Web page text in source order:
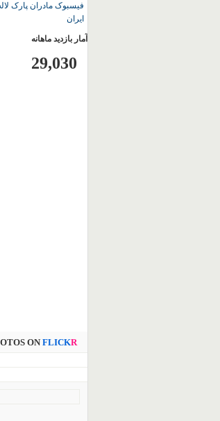
فیسبوک مادران پارک
ایران
آمار بازدید ماهانه
29,030
ONFLICKR